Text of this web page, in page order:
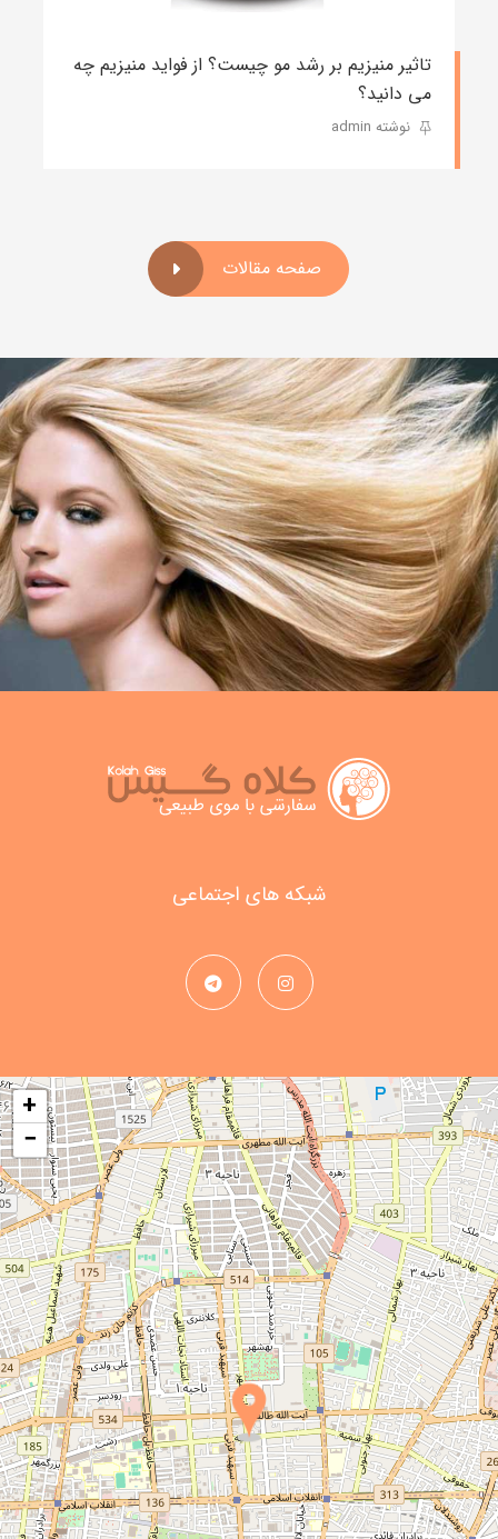
تاثیر منیزیم بر رشد مو چیست؟ از فواید منیزیم چه
می دانید؟
نوشته admin
صفحه مقالات
شبکه های اجتماعی
+
−